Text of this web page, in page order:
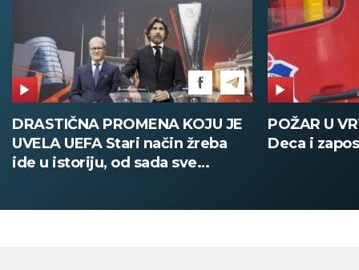
POŽAR U VRTIĆU NA VOŽDOVCU
Deca i zaposleni evakuisani
SINIŠA
DOBIO